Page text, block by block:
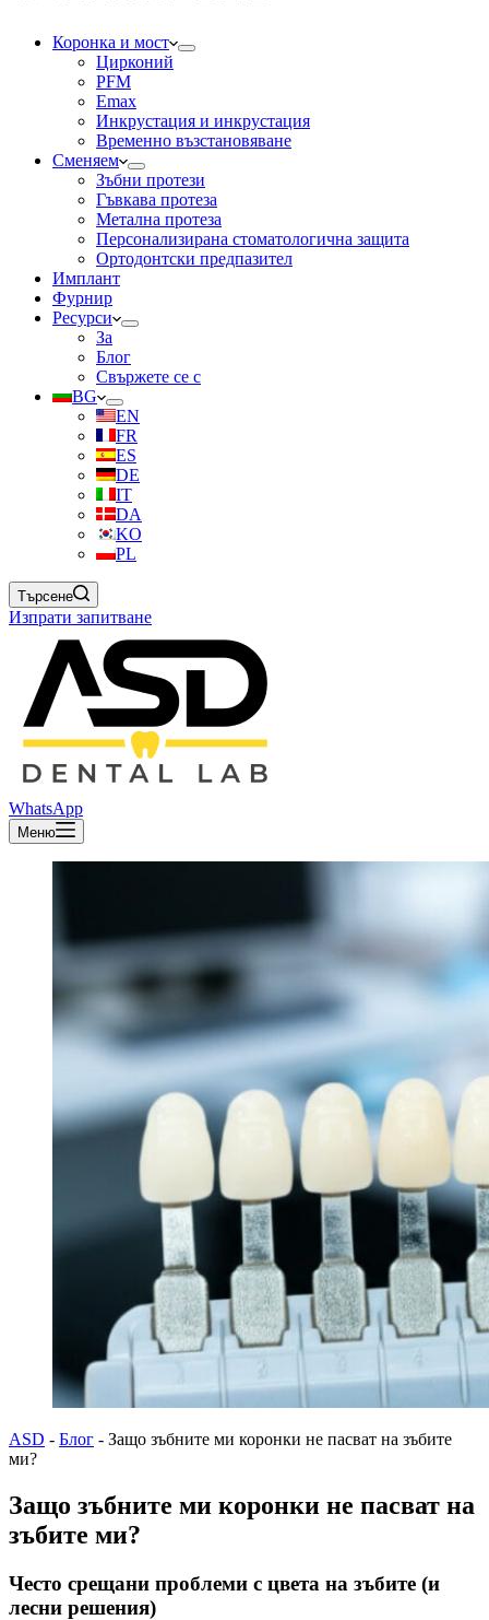
Коронка и мост
Цирконий
PFM
Emax
Инкрустация и инкрустация
Временно възстановяване
Сменяем
Зъбни протези
Гъвкава протеза
Метална протеза
Персонализирана стоматологична защита
Ортодонтски предпазител
Имплант
Фурнир
Ресурси
За
Блог
Свържете се с
BG
EN
FR
ES
DE
IT
DA
KO
PL
Търсене
Изпрати запитване
WhatsApp
Меню
ASD - Блог - Защо зъбните ми коронки не пасват на зъбите
ми?
Защо зъбните ми коронки не пасват на
зъбите ми?
Често срещани проблеми с цвета на зъбите (и
лесни решения)